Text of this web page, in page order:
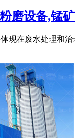
磨设备,锰
现在废水处理和